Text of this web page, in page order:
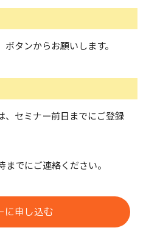
タンからお願いします。
、セミナー前日までにご登録
までにご連絡ください。
に申し込む